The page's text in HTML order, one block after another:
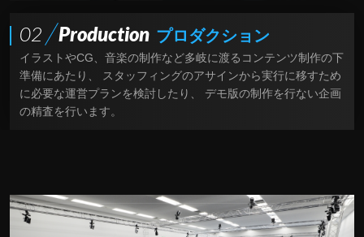
02 Production プロダクション
イラストやCG、音楽の制作など多岐に渡るコンテンツ制作の下
準備にあたり、 スタッフィングのアサインから実行に移すため
に必要な運営プランを検討したり、 デモ版の制作を行ない企画
の精査を行います。